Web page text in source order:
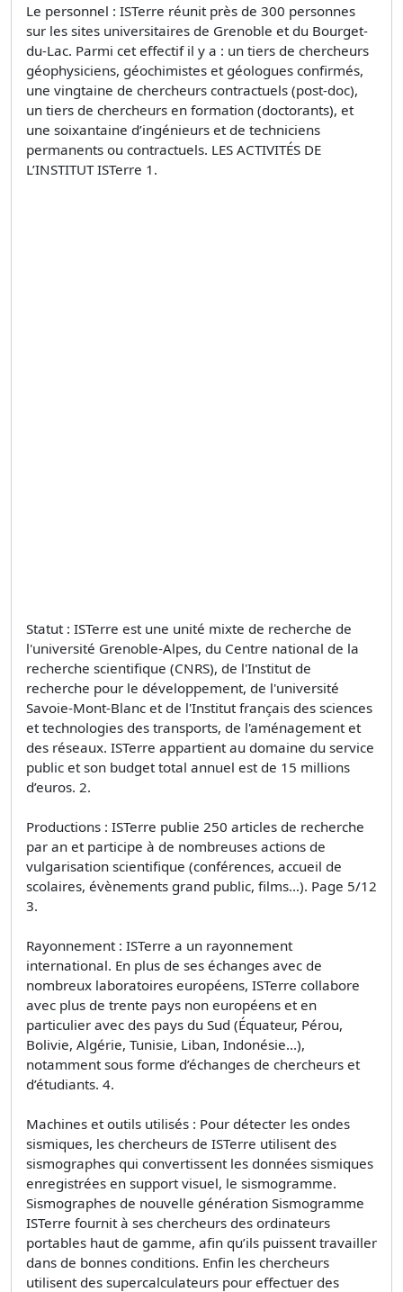
Le personnel : ISTerre réunit près de 300 personnes
sur les sites universitaires de Grenoble et du Bourget-
du-Lac. Parmi cet effectif il y a : un tiers de chercheurs
géophysiciens, géochimistes et géologues confirmés,
une vingtaine de chercheurs contractuels (post-doc),
un tiers de chercheurs en formation (doctorants), et
une soixantaine d’ingénieurs et de techniciens
permanents ou contractuels. LES ACTIVITÉS DE
L’INSTITUT ISTerre 1.
Statut : ISTerre est une unité mixte de recherche de
l'université Grenoble-Alpes, du Centre national de la
recherche scientifique (CNRS), de l'Institut de
recherche pour le développement, de l'université
Savoie-Mont-Blanc et de l'Institut français des sciences
et technologies des transports, de l'aménagement et
des réseaux. ISTerre appartient au domaine du service
public et son budget total annuel est de 15 millions
d’euros. 2.
Productions : ISTerre publie 250 articles de recherche
par an et participe à de nombreuses actions de
vulgarisation scientifique (conférences, accueil de
scolaires, évènements grand public, films…). Page 5/12
3.
Rayonnement : ISTerre a un rayonnement
international. En plus de ses échanges avec de
nombreux laboratoires européens, ISTerre collabore
avec plus de trente pays non européens et en
particulier avec des pays du Sud (Équateur, Pérou,
Bolivie, Algérie, Tunisie, Liban, Indonésie...),
notamment sous forme d’échanges de chercheurs et
d’étudiants. 4.
Machines et outils utilisés : Pour détecter les ondes
sismiques, les chercheurs de ISTerre utilisent des
sismographes qui convertissent les données sismiques
enregistrées en support visuel, le sismogramme.
Sismographes de nouvelle génération Sismogramme
ISTerre fournit à ses chercheurs des ordinateurs
portables haut de gamme, afin qu’ils puissent travailler
dans de bonnes conditions. Enfin les chercheurs
utilisent des supercalculateurs pour effectuer des